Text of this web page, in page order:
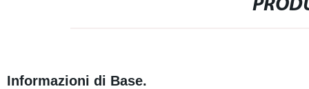
Informazioni di Base.